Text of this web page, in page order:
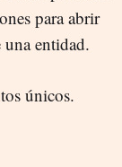
para abrir
una entidad.
únicos.